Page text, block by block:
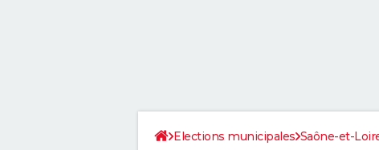
Elections municipales Saône-et-